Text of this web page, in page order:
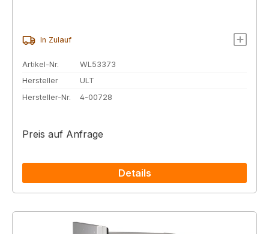
In Zulauf
Artikel-Nr.
WL53373
Hersteller
ULT
Hersteller-Nr.
4-00728
Preis auf Anfrage
Details